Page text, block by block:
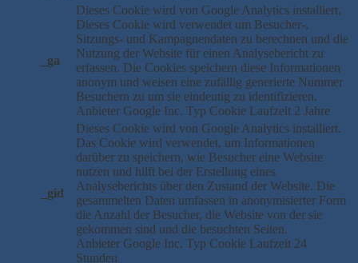
_ga
Dieses Cookie wird von Google Analytics installiert.
Dieses Cookie wird verwendet um Besucher-,
Sitzungs- und Kampagnendaten zu berechnen und die
Nutzung der Website für einen Analysebericht zu
erfassen. Die Cookies speichern diese Informationen
anonym und weisen eine zufällig generierte Nummer
Besuchern zu um sie eindeutig zu identifizieren.
Anbieter Google Inc. Typ Cookie Laufzeit 2 Jahre
_gid
Dieses Cookie wird von Google Analytics installiert.
Das Cookie wird verwendet, um Informationen
darüber zu speichern, wie Besucher eine Website
nutzen und hilft bei der Erstellung eines
Analyseberichts über den Zustand der Website. Die
gesammelten Daten umfassen in anonymisierter Form
die Anzahl der Besucher, die Website von der sie
gekommen sind und die besuchten Seiten.
Anbieter Google Inc. Typ Cookie Laufzeit 24
Stunden